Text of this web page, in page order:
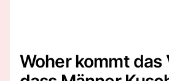
Woher kommt das